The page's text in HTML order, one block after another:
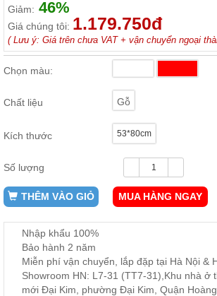
Nội
Thất
Phòng
Ăn
ghế
bếp
Nội
Ban
Vườn
Giảm: 46%
Giá chúng tôi: 1.179.750đ
( Lưu ý: Giá trên chưa VAT + vận chuyển ngoại
Chọn màu:
Chất liệu Gỗ
Kích thước 53*80cm
Số lượng
THÊM VÀO GIỎ MUA HÀNG NGAY
Nhập khẩu 100%
Bảo hành 2 năm
Miễn phí vận chuyển, lắp đặp tại Hà Nội &
Showroom HN: L7-31 (TT7-31),Khu nhà ở
mới Đại Kim, phường Đại Kim, Quận